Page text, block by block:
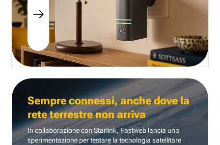
Sempre connessi, anche dove la
rete terrestre non arriva
In collaborazione con Starlink, Fastweb lancia una
sperimentazione per testare la tecnologia satellitare